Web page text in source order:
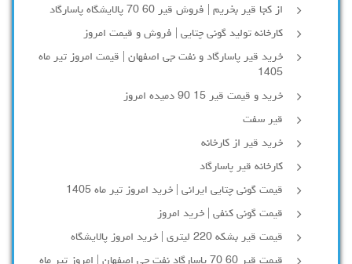
از کجا قیر بخریم | فروش قیر 60 70 پالایشگاه پاسارگاد
کارخانه تولید گونی چتایی | فروش و قیمت امروز
خرید قیر پاسارگاد و نفت جی اصفهان | قیمت امروز تیر ماه
1405
خرید و قیمت قیر 15 90 دمیده امروز
قیر سفت
خرید قیر از کارخانه
کارخانه قیر پاسارگاد
قیمت گونی چتایی ایرانی | خرید امروز تیر ماه 1405
قیمت گونی کنفی | خرید امروز
قیمت قیر بشکه 220 لیتری | خرید امروز پالایشگاه
قیمت قیر 60 70 پاسارگاد نفت جی اصفهان | امروز تیر ماه